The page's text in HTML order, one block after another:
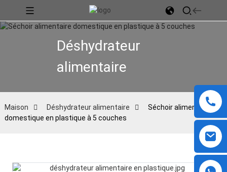
Déshydrateur
alimentaire
Maison Déshydrateur alimentaire
Séchoir alimentaire
domestique en plastique à 5 couches